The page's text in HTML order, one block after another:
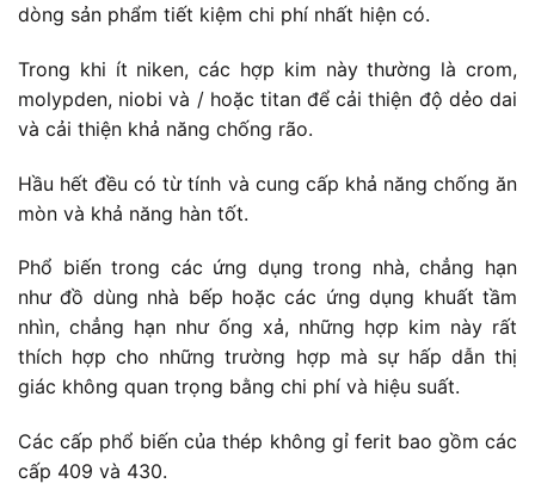
dòng sản phẩm tiết kiệm chi phí nhất hiện có.
Trong khi ít niken, các hợp kim này thường là crom,
molypden, niobi và / hoặc titan để cải thiện độ dẻo dai
và cải thiện khả năng chống rão.
Hầu hết đều có từ tính và cung cấp khả năng chống ăn
mòn và khả năng hàn tốt.
Phổ biến trong các ứng dụng trong nhà, chẳng hạn
như đồ dùng nhà bếp hoặc các ứng dụng khuất tầm
nhìn, chẳng hạn như ống xả, những hợp kim này rất
thích hợp cho những trường hợp mà sự hấp dẫn thị
giác không quan trọng bằng chi phí và hiệu suất.
Các cấp phổ biến của thép không gỉ ferit bao gồm các
cấp 409 và 430.